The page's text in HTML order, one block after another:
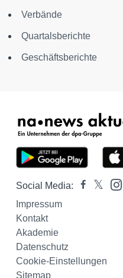
Verbände
Quartalsberichte
Geschäftsberichte
Social Media:
Impressum
Kontakt
Akademie
Datenschutz
Cookie-Einstellungen
Sitemap